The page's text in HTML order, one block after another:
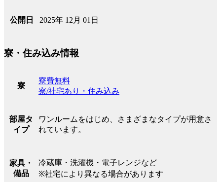
公開日 2025年 12月 01日
寮・住み込み情報
寮
寮費無料
寮/社宅あり・住み込み
部屋タ
イプ
ワンルームをはじめ、さまざまなタイプが用意さ
れています。
家具・
備品
冷蔵庫・洗濯機・電子レンジなど
※社宅により異なる場合があります